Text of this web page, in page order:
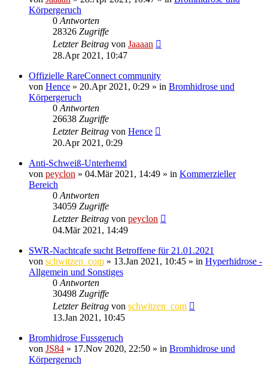
Körpergeruch
0 Antworten
28326 Zugriffe
Letzter Beitrag von Jaaaan
28.Apr 2021, 10:47
Offizielle RareConnect community
von Hence » 20.Apr 2021, 0:29 » in Bromhidrose und
Körpergeruch
0 Antworten
26638 Zugriffe
Letzter Beitrag von Hence
20.Apr 2021, 0:29
Anti-Schweiß-Unterhemd
von peyclon » 04.Mär 2021, 14:49 » in Kommerzieller
Bereich
0 Antworten
34059 Zugriffe
Letzter Beitrag von peyclon
04.Mär 2021, 14:49
SWR-Nachtcafe sucht Betroffene für 21.01.2021
von schwitzen_com » 13.Jan 2021, 10:45 » in Hyperhidrose -
Allgemein und Sonstiges
0 Antworten
30498 Zugriffe
Letzter Beitrag von schwitzen_com
13.Jan 2021, 10:45
Bromhidrose Fussgeruch
von JS84 » 17.Nov 2020, 22:50 » in Bromhidrose und
Körpergeruch